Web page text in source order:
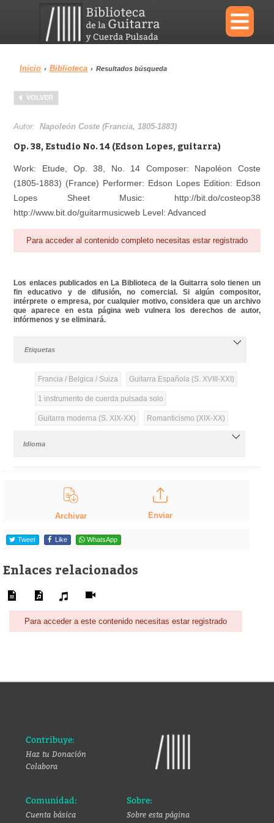
×
Menu
Biblioteca Diccionario
Área personal Reproductor
Inicio › Biblioteca › Resultados búsqueda
VOLVER
Autor:Napoleón Coste (Francia, 1805-1883)
Op. 38, Estudio No. 14 (Edson Lopes, guitarra)
Work: Etude, Op. 38, No. 14 Composer: Napoléon Coste
(1805-1883) (France) Performer: Edson Lopes Edition: Edson
Lopes Sheet Music: http://bit.do/costeop38
http://www.bit.do/guitarmusicweb Level: Advanced
Para acceder al contenido completo necesitas estar registrado
Los enlaces publicados en La Biblioteca de la Guitarra solo tienen un
fin educativo y de difusión, no comercial. Si algún compositor,
intérprete o empresa, por cualquier motivo, considera que un archivo
que aparece en esta página web vulnera los derechos de autor,
infórmenos y se eliminará.
Etiquetas
Francia / Belgica / Suiza Guitarra Española (S. XVIII-XXI)
1 instrumento de cuerda pulsada solo
Guitarra moderna (S. XIX-XX) Romanticismo (XIX-XX)
Idioma
Archivar Enviar
Tweet Like WhatsApp
Enlaces relacionados
Para acceder a este contenido necesitas estar registrado
Contribuye:
Haz tu Donación
Colabora
Comunidad:
Cuenta básica
Sobre:
Sobre esta página